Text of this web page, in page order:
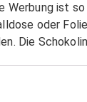
ist
oder
Die